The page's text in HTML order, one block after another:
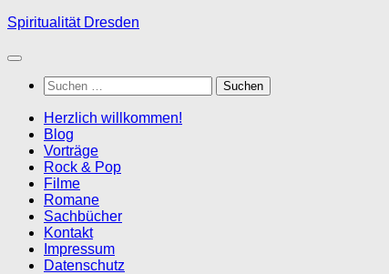
Zum
springen
Spiritualität Dresden
Suchen
nach:
Herzlich willkommen!
Blog
Vorträge
Rock & Pop
Filme
Romane
Sachbücher
Kontakt
Impressum
Datenschutz